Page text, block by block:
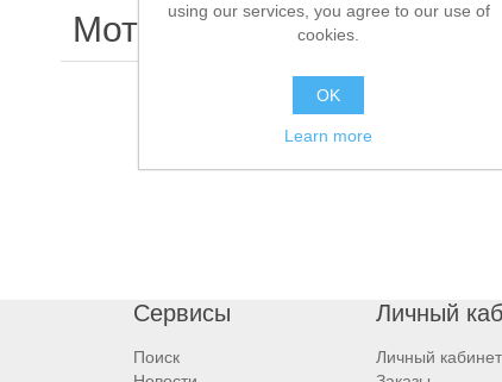
Мотыльницы
Сервисы
Поиск
Личный
Личный кабинет
using our services, you agree to our use of
cookies.
OK
Learn more